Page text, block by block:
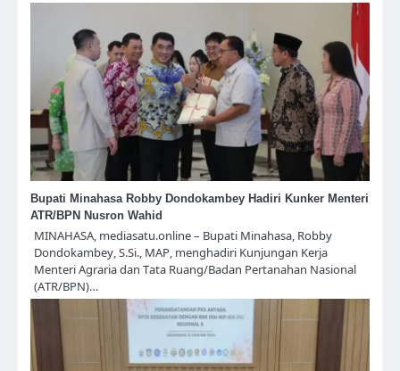
Bupati Minahasa Robby Dondokambey Hadiri Kunker Menteri
ATR/BPN Nusron Wahid
MINAHASA, mediasatu.online – Bupati Minahasa, Robby
Dondokambey, S.Si., MAP, menghadiri Kunjungan Kerja
Menteri Agraria dan Tata Ruang/Badan Pertanahan Nasional
(ATR/BPN)…